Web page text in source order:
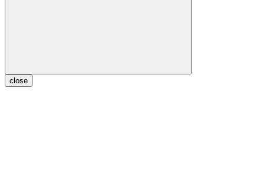
close